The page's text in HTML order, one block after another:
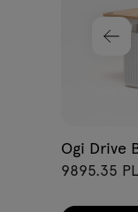
Ogi Drive
9895.35